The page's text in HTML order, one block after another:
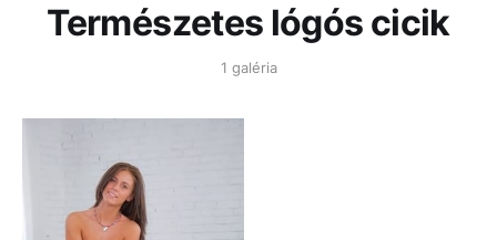
Természetes lógós cicik
1 galéria